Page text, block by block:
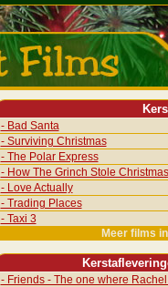
- Bad Santa
- Surviving Christmas
- The Polar Express
- How The Grinch Stole Christmas
- Love Actually
- Trading Places
- Taxi 3
Meer films
- Friends - The one where